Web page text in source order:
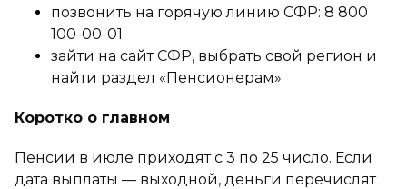
позвонить на горячую линию СФР: 8 800
100-00-01
зайти на сайт СФР, выбрать свой регион и
найти раздел «Пенсионерам»
Коротко о главном
Пенсии в июле приходят с 3 по 25 число. Если
дата выплаты — выходной, деньги перечислят